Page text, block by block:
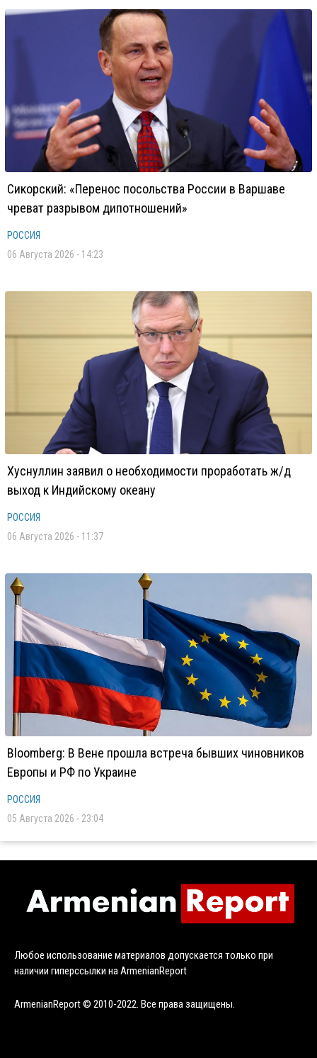
Сикорский: «Перенос посольства России в Варшаве
чреват разрывом дипотношений»
РОССИЯ
06 Августа 2026 - 14:23
Хуснуллин заявил о необходимости проработать ж/д
выход к Индийскому океану
РОССИЯ
06 Августа 2026 - 11:37
Bloomberg: В Вене прошла встреча бывших чиновников
Европы и РФ по Украине
РОССИЯ
05 Августа 2026 - 23:04
Любое использование материалов допускается только при
наличии гиперссылки на ArmenianReport
ArmenianReport © 2010-2022. Все права защищены.